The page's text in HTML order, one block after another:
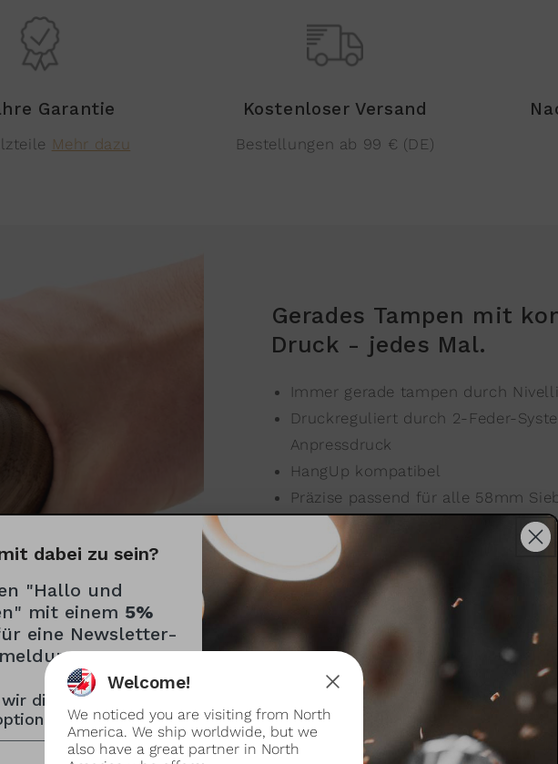
Welcome!
We noticed you are visiting from North
America. We ship worldwide, but we
also have a great partner in North
Garantie
Mehr dazu
Kostenloser Versand
Bestellungen ab 99 € (DE)
Gerades Tampen mit
Druck - jedes Mal.
Immer gerade tampen durch
Druckreguliert durch 2-Feder-
Anpressdruck
HangUp kompatibel
Präzise passend für alle 58mm
Tamperbase mit einem
Zusammen mit
decentespresso
Die ideale Aufwertung für deine
funktional
Nur für kurze Zeit: Wiedecent
Wiedemann Hausröstung
dabei zu sein?
"Hallo und
mit einem 5%
eine Newsletter-
dich anreden?